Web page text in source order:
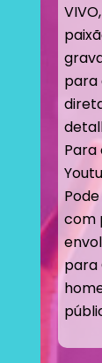
para
Para
com
para